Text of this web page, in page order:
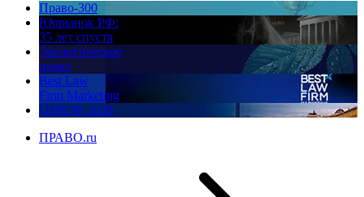
Право-300
Юррынок РФ:
35 лет спустя
Экологическое
право
Best Law
Firm Marketing
ПМЮФ 2026
ПРАВО.ru